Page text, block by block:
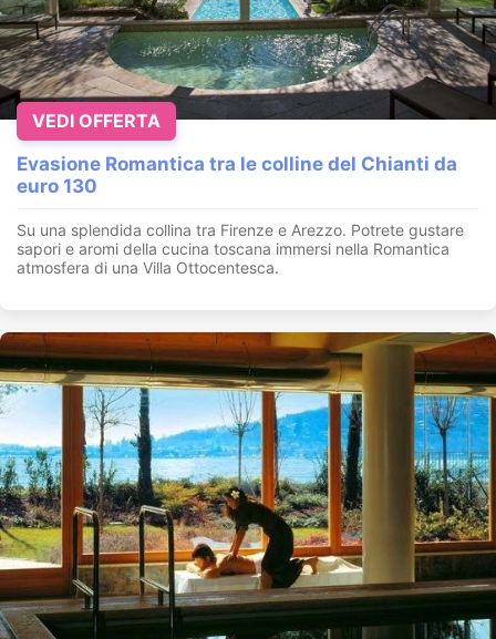
Evasione Romantica tra le colline del Chianti da
euro 130
Su una splendida collina tra Firenze e Arezzo. Potrete gustare
sapori e aromi della cucina toscana immersi nella Romantica
atmosfera di una Villa Ottocentesca.
VEDI OFFERTA